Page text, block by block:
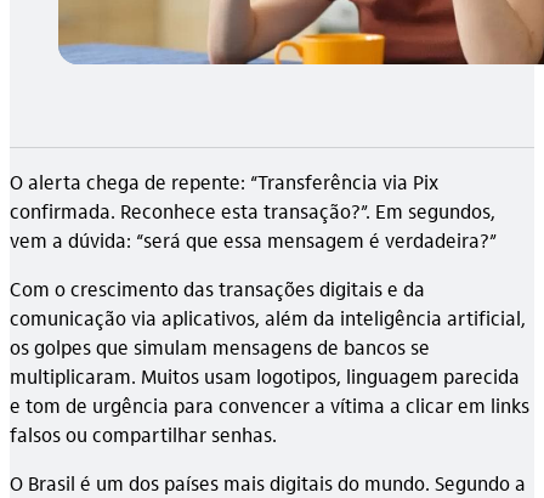
O alerta chega de repente: “Transferência via Pix
confirmada. Reconhece esta transação?”. Em segundos,
vem a dúvida: “será que essa mensagem é verdadeira?”
Com o crescimento das transações digitais e da
comunicação via aplicativos, além da inteligência artificial,
os golpes que simulam mensagens de bancos se
multiplicaram. Muitos usam logotipos, linguagem parecida
e tom de urgência para convencer a vítima a clicar em links
falsos ou compartilhar senhas.
O Brasil é um dos países mais digitais do mundo. Segundo a